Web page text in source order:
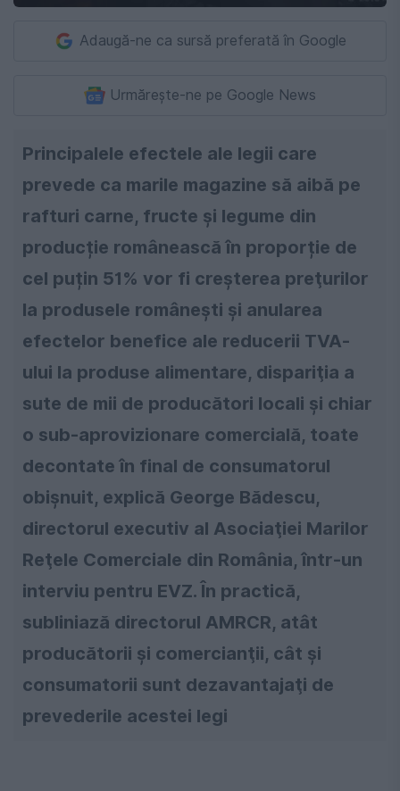
Adaugă-ne ca sursă preferată în Google
Urmărește-ne pe Google News
Principalele efectele ale legii care
prevede ca marile magazine să aibă pe
rafturi carne, fructe și legume din
producție românească în proporție de
cel puțin 51% vor fi creșterea preţurilor
la produsele românești și anularea
efectelor benefice ale reducerii TVA-
ului la produse alimentare, dispariţia a
sute de mii de producători locali și chiar
o sub-aprovizionare comercială, toate
decontate în final de consumatorul
obișnuit, explică George Bădescu,
directorul executiv al Asociaţiei Marilor
Reţele Comerciale din România, într-un
interviu pentru EVZ. În practică,
subliniază directorul AMRCR, atât
producătorii și comercianţii, cât și
consumatorii sunt dezavantajaţi de
prevederile acestei legi